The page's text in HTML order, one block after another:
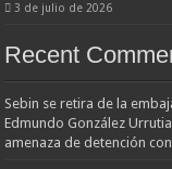
3 de julio de 2026
Recent
Sebin se retira de la
Edmundo González
amenaza de detención